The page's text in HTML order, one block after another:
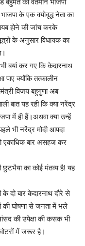
के एक वयोवृद्ध नेता का
होने की जांच करके
सूत्रों के अनुसार विधायक का
बयां कर गए कि केदारनाथ
क्योंकि तत्कालीन
विजय बहुगुणा अब
बात यह रही कि क्या नरेंद्र
में ही हैं।अथवा क्या उन्हें
भी नरेंद्र मोदी आपदा
एकाधिक बार असहज कर
छुटभैया का कोई मंतव्य है! यह
दो बार केदारनाथ दौरे से
की घोषणा से जनता में भले
की उपेक्षा की कसक भी
में जरूर है।